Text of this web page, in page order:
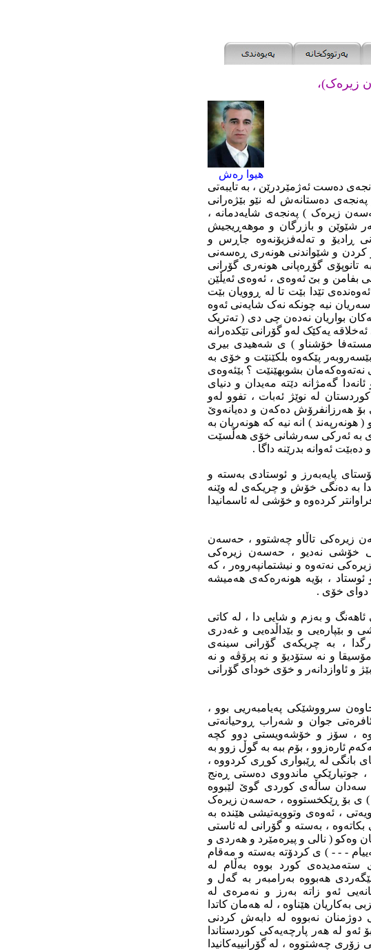
زیرەک)،
هیوا رەش
دەست ئەژمێردرێن ، بە تایبەتى
پەنجەى دەستانەش لە نێو بێژەرانى
زیرەک ) پەنجەى شایەدمانە ،
شێوێن و بازرگان و موهەڕیجیش
ڕادیۆ و تەلەفزیۆنەوە جاڕس و
کردن و شێواندنى هونەرى ڕەسەنى
تانوپۆى گۆڕەپانى هونەرى گۆرانى
بفامن و بێ ئەوەى ، ئەوەى ئەیڵێن
تێدا بێت تا لە ڕوویان بێت
نیە چونکە نەک شایەنى ئەوە
بواریان نەدەن چى دى ( تەتریک
یەکێک لەو گۆرانى تێکدەرانە
مستەفا خۆشناو ) ى شەهیدى بیرى
پێکەوە بلکێنێت و خۆى بە
بشوبهێنێت ؟ بێئەوەى
گەمژانە دێتە مەیدان و دنیاى
لە نوێژ ئەبات ، تفوو لەو
بۆ هەرزانفرۆش دەکەن و دەیانەوێ
) انە نیە کە هونەریان بە
بە ئەرکى سەرشانى خۆى هەڵسێت
ئەوانە بدرێنە داگا .
پایەبەرز و ئوستادى بەستە و
بە دەنگى خۆش و چریکەى لە وێنە
کردەوە و خۆشى لە ئاسمانیدا
زیرەکى تاڵاو چەشتوو ، حەسەن
خۆشى نەدیو ، حەسەن زیرەکى
نەتەوە و نیشتمانپەروەر ، کە
، بۆیە هونەرەکەى هەمیشە
دواى خۆى .
ئاهەنگ و بەزم و شایى دا ، لە کاتى
و بێپارەیى و بێداڵدەیى و غەدرى
، بە چریکەى گۆرانى سینەى
و نە ستۆدیۆ و نە پرۆڤە و نە
و ئاوازدانەر و خۆى خوداى گۆرانى
سرووشێکى پەیامبەریى بوو ،
جوان و شەراب ڕوحیانەتى
، سۆز و خۆشەویستى دوو کچە
ئارەزوو ، بۆم ببە بە گوڵ زوو بە
بانگى لە ڕێبوارى کوڕى کردووە ،
جوتیارێکى ماندووى دەستى ڕەنج
سەدان ساڵەى کوردى گوێ لێبووە
) ى بۆ ڕێکخستووە ، حەسەن زیرەک
، ئەوەى وتوویەتیشى هێندە بە
بکاتەوە ، بەستە و گۆرانى لە ئاستى
وەکو ( نالى و پیرەمێرد و هەردى و
- - - ) ى کردۆتە بەستە و مەقام
ستەمدیدەى کورد بووە بەڵام لە
هەبووە بەرامبەر بە گەل و
ئەو زاتە بەرز و نەمرەى لە
بەکاریان هێناوە ، لە هەمان کاتدا
دوژمنان نەبووە لە دابەش کردنى
لە هەر پارچەیەکى کوردستاندا
چەشتووە ، لە گۆرانییەکانیدا